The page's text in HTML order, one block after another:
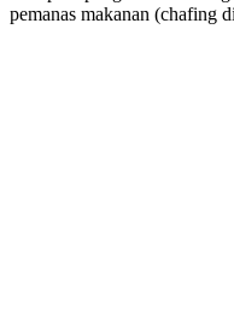
pemanas makanan (chafing